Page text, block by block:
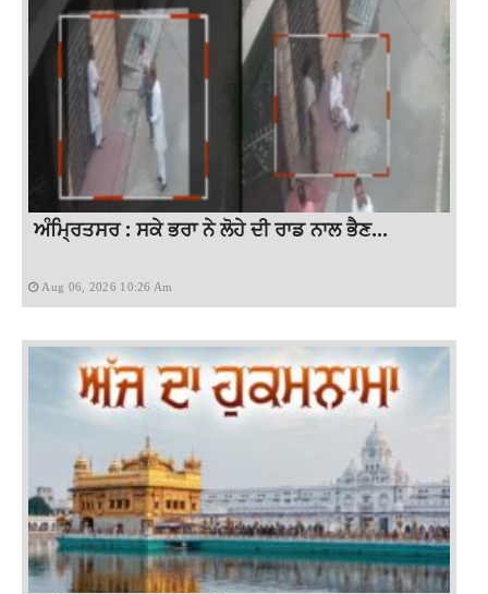
ਅੰਮ੍ਰਿਤਸਰ : ਸਕੇ ਭਰਾ ਨੇ ਲੋਹੇ ਦੀ ਰਾਡ ਨਾਲ ਭੈਣ...
Aug 06, 2026 10:26 Am